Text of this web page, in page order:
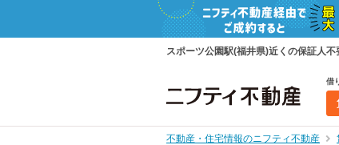
スポーツ公園駅(福井県)近くの保証人
借
不動産・住宅情報のニフティ不動産